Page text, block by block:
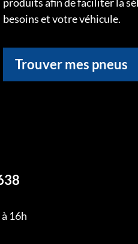
besoins et votre véhicule.
Trouver mes pneus
16h